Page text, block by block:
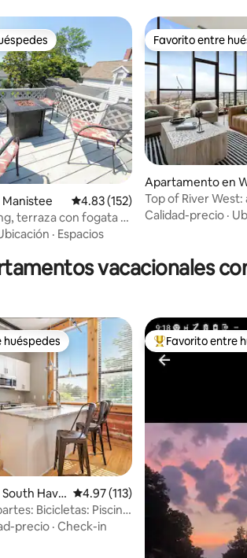
184 reseñas
Calificación promedio: 4.83 de 5,
4.83 (152)
terraza con fogata •
de la playa y del
· Espacios
Favorito entre
Favorito entre
Apartamento en
Top of River
grupos
Calidad-precio ·
vacacionales
504 reseñas
preferido
huéspedes
Have Calificación promedio: 4.97 de
4.97 (113)
Bicicletas: Piscina
playa
precio · Check-in
Favorito entre
Favorito entre